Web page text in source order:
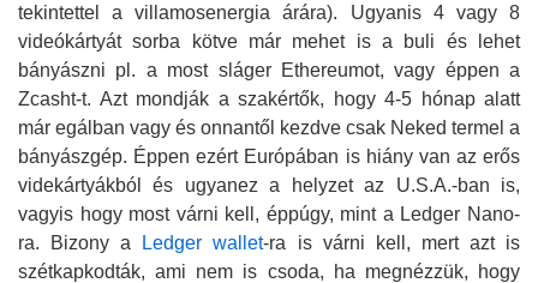
tekintettel a villamosenergia árára). Ugyanis 4 vagy 8
videókártyát sorba kötve már mehet is a buli és lehet
bányászni pl. a most sláger Ethereumot, vagy éppen a
Zcasht-t. Azt mondják a szakértők, hogy 4-5 hónap alatt
már egálban vagy és onnantől kezdve csak Neked termel a
bányászgép. Éppen ezért Európában is hiány van az erős
videkártyákból és ugyanez a helyzet az U.S.A.-ban is,
vagyis hogy most várni kell, éppúgy, mint a Ledger Nano-
ra. Bizony a
Ledger wallet-ra is várni kell, mert azt is
szétkapkodták, ami nem is csoda, ha megnézzük, hogy